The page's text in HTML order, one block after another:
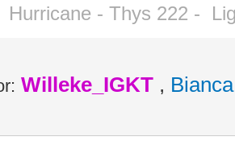
Hurricane - Thys 222 -
Willeke_IGKT ,